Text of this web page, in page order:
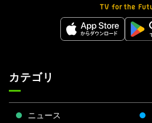
カテゴリ
ニュース